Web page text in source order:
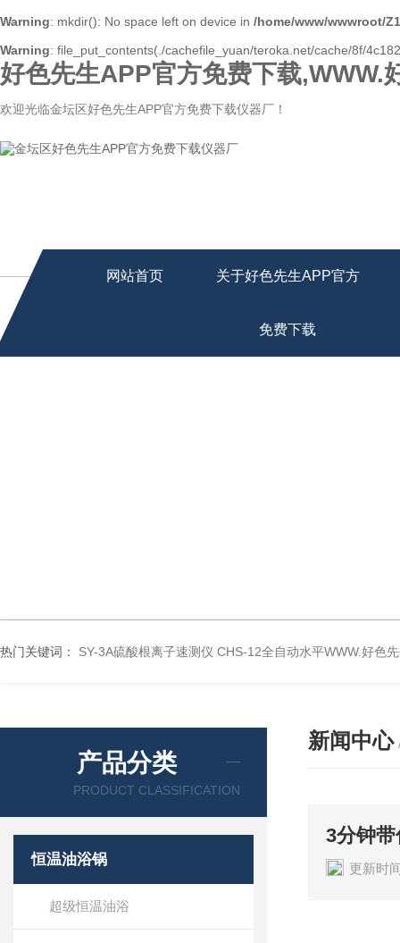
Warning: mkdir(): No space left on device in /home/www/wwwroot/
Warning: file_put_contents(./cachefile_yuan/teroka.net/cache/8f/
好色先生APP官方免费下载,WWW.
欢迎光临金坛区好色先生APP官方免费下载仪器厂！
网站首页 关于好色先生APP官方
免费下载
热门关键词： SY-3A硫酸根离子速测仪 CHS-12全自动水平WWW.好色
产品分类
PRODUCT CLASSIFICATION
恒温油浴锅
超级恒温油浴
新闻中心
3分钟
更新时